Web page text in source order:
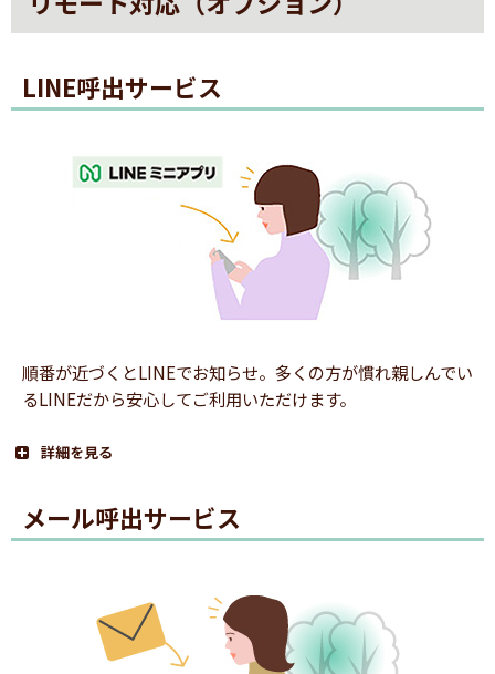
LINE呼出サービス
順番が近づくとLINEでお知らせ。多くの方が慣れ親しんでい
るLINEだから安心してご利用いただけます。
詳細を見る
1.番号札発券
メール呼出サービス